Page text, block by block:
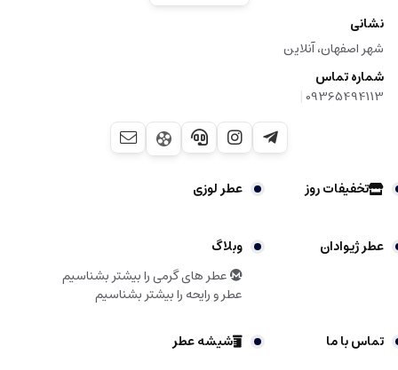
نشانی
شهر اصفهان، آنلاین
شماره تماس
09365494113
|
تخفیفات روز عطر لوزی
عطر ژیوادان
وبلاگ
عطر های گرمی را بیشتر بشناسیم
عطر و رایحه را بیشتر بشناسیم
تماس با ما شیشه عطر